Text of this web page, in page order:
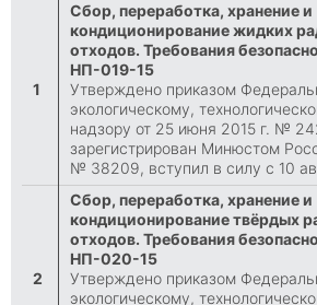
1
Сбор, переработка, хранение и
кондиционирование жидких
отходов. Требования
НП-019-15
Утверждено приказом
экологическому,
надзору от 25 июня 2015 г. №
зарегистрирован Минюстом
№ 38209, вступил в силу с 10
2
Сбор, переработка, хранение и
кондиционирование твёрдых
отходов. Требования
НП-020-15
Утверждено приказом
экологическому,